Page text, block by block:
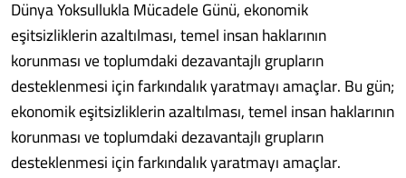
Dünya Yoksullukla Mücadele Günü, ekonomik
eşitsizliklerin azaltılması, temel insan haklarının
korunması ve toplumdaki dezavantajlı grupların
desteklenmesi için farkındalık yaratmayı amaçlar. Bu gün;
ekonomik eşitsizliklerin azaltılması, temel insan haklarının
korunması ve toplumdaki dezavantajlı grupların
desteklenmesi için farkındalık yaratmayı amaçlar.